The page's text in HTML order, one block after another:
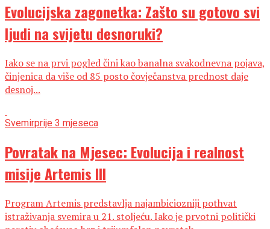
Evolucijska zagonetka: Zašto su gotovo svi
ljudi na svijetu desnoruki?
Iako se na prvi pogled čini kao banalna svakodnevna pojava,
činjenica da više od 85 posto čovječanstva prednost daje
desnoj...
Svemirprije 3 mjeseca
Povratak na Mjesec: Evolucija i realnost
misije Artemis III
Program Artemis predstavlja najambiciozniji pothvat
istraživanja svemira u 21. stoljeću. Iako je prvotni politički